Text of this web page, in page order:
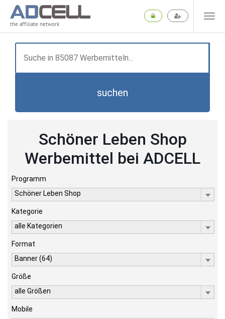
the affiliate network
suchen
Schöner Leben Shop
Werbemittel bei ADCELL
Programm
Schöner Leben Shop
Kategorie
alle Kategorien
Format
Banner (64)
Größe
alle Größen
Mobile